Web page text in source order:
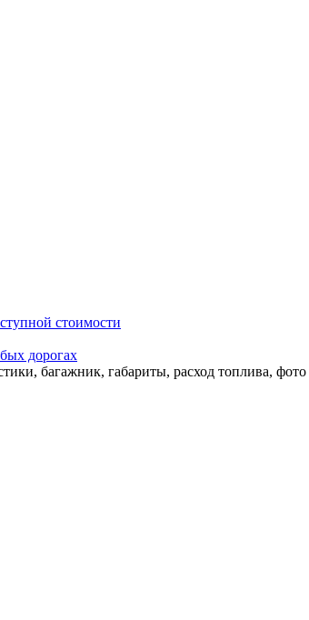
стоимости
дорогах